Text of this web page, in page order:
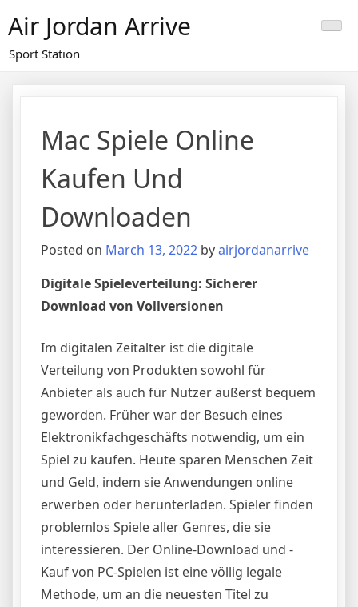
to
content
Air Jordan Arrive
Sport Station
Mac Spiele Online
Kaufen Und
Downloaden
Posted on March 13, 2022 byairjordanarrive
Digitale Spieleverteilung: Sicherer
Download von Vollversionen
Im digitalen Zeitalter ist die digitale
Verteilung von Produkten sowohl für
Anbieter als auch für Nutzer äußerst bequem
geworden. Früher war der Besuch eines
Elektronikfachgeschäfts notwendig, um ein
Spiel zu kaufen. Heute sparen Menschen Zeit
und Geld, indem sie Anwendungen online
erwerben oder herunterladen. Spieler finden
problemlos Spiele aller Genres, die sie
interessieren. Der Online-Download und -
Kauf von PC-Spielen ist eine völlig legale
Methode, um an die neuesten Titel zu